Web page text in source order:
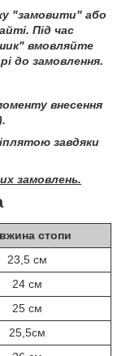
"замовити" або
Під час
вмовляйте
до замовлення.
внесення
завдяки
замовлень.
стопи
23,5 см
24 см
25 см
25,5см